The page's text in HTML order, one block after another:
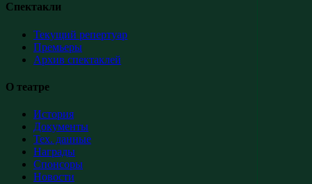
Спектакли
Текущий репертуар
Премьеры
Архив спектаклей
О театре
История
Документы
Тех. данные
Награды
Спонсоры
Новости